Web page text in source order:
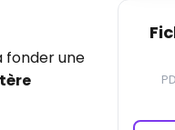
fonder une